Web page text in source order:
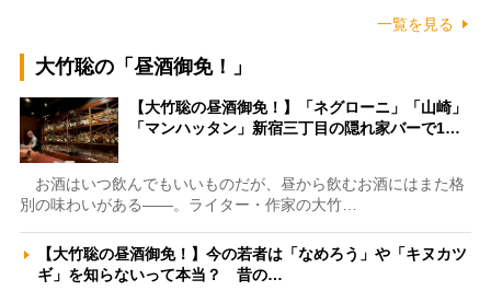
一覧を見る
大竹聡の「昼酒御免！」
【大竹聡の昼酒御免！】「ネグローニ」「山崎」
「マンハッタン」新宿三丁目の隠れ家バーで1…
お酒はいつ飲んでもいいものだが、昼から飲むお酒にはまた格
別の味わいがある――。ライター・作家の大竹…
【大竹聡の昼酒御免！】今の若者は「なめろう」や「キヌカツ
ギ」を知らないって本当？ 昔の…